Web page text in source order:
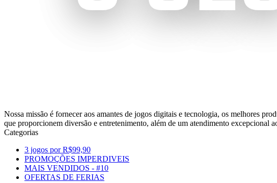
Nossa missão é fornecer aos amantes de jogos digitais e tecnologia, os melhores
que proporcionem diversão e entretenimento, além de um atendimento excepcional
Categorias
3 jogos por R$99,90
PROMOÇÕES IMPERDIVEIS
MAIS VENDIDOS - #10
OFERTAS DE FERIAS